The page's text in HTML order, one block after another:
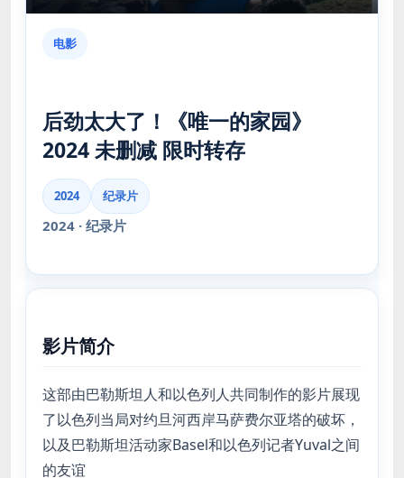
电影
后劲太大了！《唯一的家园》
2024 未删减 限时转存
2024 纪录片
2024 · 纪录片
影片简介
这部由巴勒斯坦人和以色列人共同制作的影片展现
了以色列当局对约旦河西岸马萨费尔亚塔的破坏，
以及巴勒斯坦活动家Basel和以色列记者Yuval之间
的友谊